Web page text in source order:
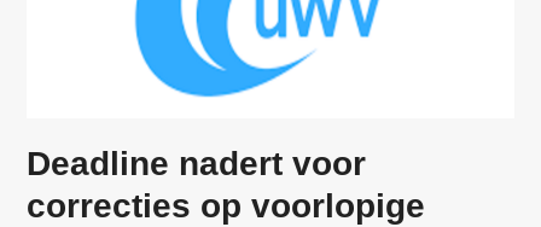
Deadline nadert voor
correcties op voorlopige